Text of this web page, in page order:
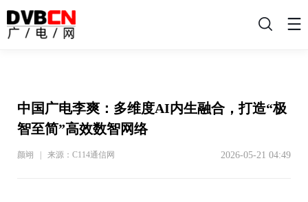
搜
中国广电李爽：多维度AI内生融合，打造“极
智至简”高效数智网络
颜翊 | 来源：C114通信网 2026-05-21 04:49